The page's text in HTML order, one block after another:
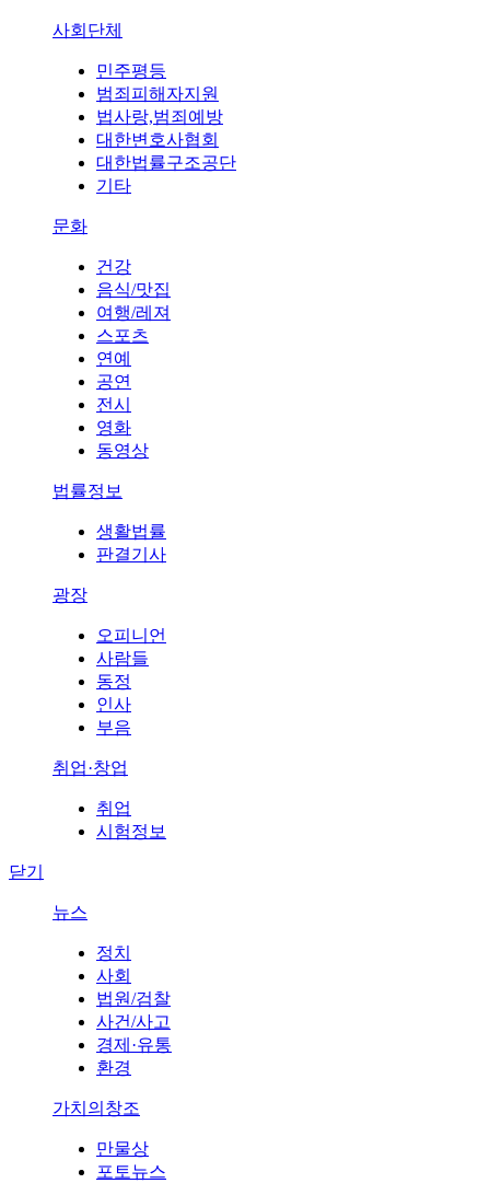
사회단체
민주평등
범죄피해자지원
법사랑,범죄예방
대한변호사협회
대한법률구조공단
기타
문화
건강
음식/맛집
여행/레져
스포츠
연예
공연
전시
영화
동영상
법률정보
생활법률
판결기사
광장
오피니언
사람들
동정
인사
부음
취업·창업
취업
시험정보
닫기
뉴스
정치
사회
법원/검찰
사건/사고
경제·유통
환경
가치의창조
만물상
포토뉴스